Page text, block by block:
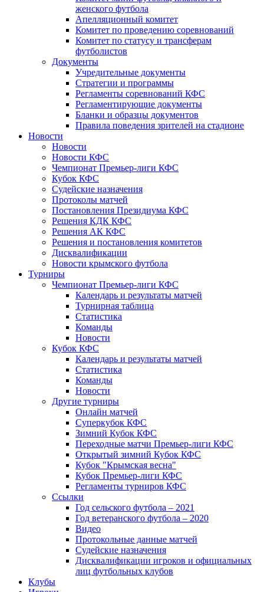
женского футбола
Апелляционный комитет
Комитет по проведению соревнований
Комитет по статусу и трансферам
футболистов
Документы
Учредительные документы
Стратегии и программы
Регламенты соревнований КФС
Регламентирующие документы
Бланки и образцы документов
Правила поведения зрителей на стадионе
Новости
Новости
Новости КФС
Чемпионат Премьер-лиги КФС
Кубок КФС
Судейские назначения
Протоколы матчей
Постановления Президиума КФС
Решения КДК КФС
Решения АК КФС
Решения и постановления комитетов
Дисквалификации
Новости крымского футбола
Турниры
Чемпионат Премьер-лиги КФС
Календарь и результаты матчей
Турнирная таблица
Статистика
Команды
Новости
Кубок КФС
Календарь и результаты матчей
Статистика
Команды
Новости
Другие турниры
Онлайн матчей
Суперкубок КФС
Зимний Кубок КФС
Переходные матчи Премьер-лиги КФС
Открытый зимний Кубок КФС
Кубок "Крымская весна"
Кубок Премьер-лиги КФС
Регламенты турниров КФС
Ссылки
Год сельского футбола – 2021
Год ветеранского футбола – 2020
Видео
Протокольные данные матчей
Судейские назначения
Дисквалификации игроков и официальных
лиц футбольных клубов
Клубы